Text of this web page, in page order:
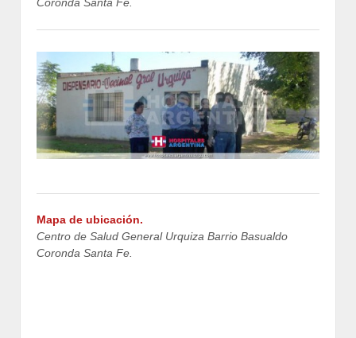
Mapa de ubicación.
Centro de Salud General Urquiza Barrio Basualdo
Coronda Santa Fe.